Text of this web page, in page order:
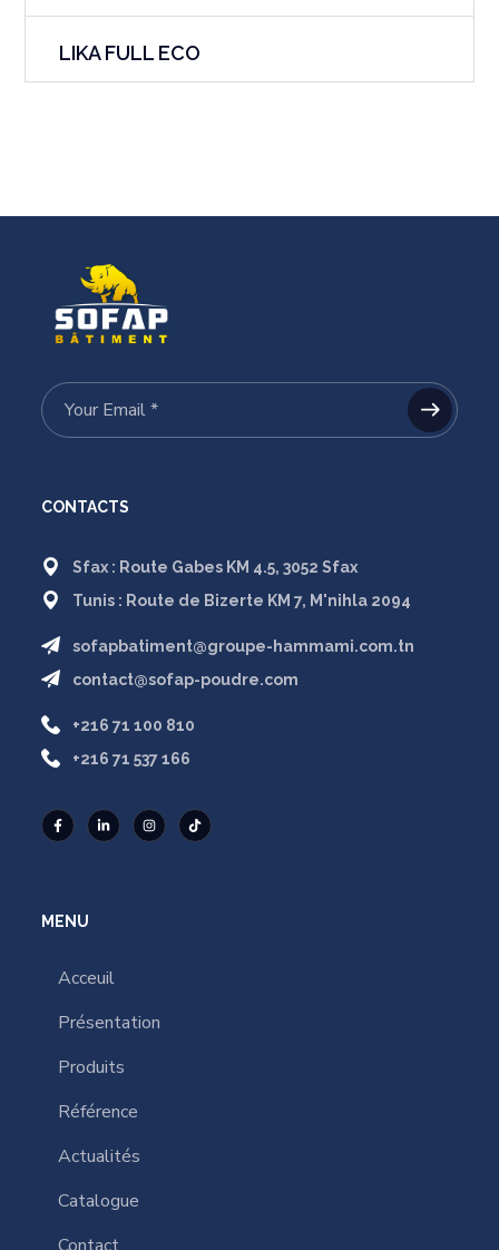
LIKA FULL ECO
CONTACTS
Sfax : Route Gabes KM 4.5, 3052 Sfax
Tunis : Route de Bizerte KM 7, M'nihla 2094
sofapbatiment@groupe-hammami.com.tn
contact@sofap-poudre.com
+216 71 100 810
+216 71 537 166
MENU
Acceuil
Présentation
Produits
Référence
Actualités
Catalogue